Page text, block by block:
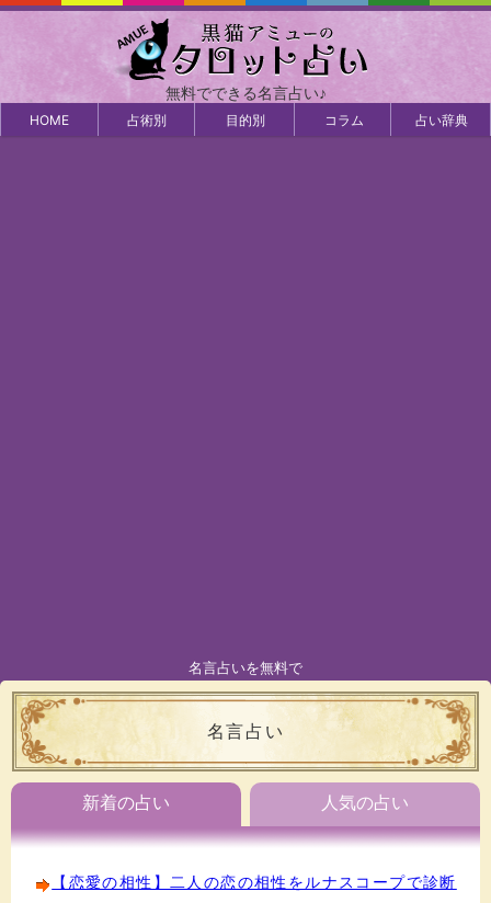
無料でできる名言占い♪
HOME 占術別 目的別 コラム 占い辞典
名言占いを無料で
名言占い
新着の占い 人気の占い
【恋愛の相性】二人の恋の相性をルナスコープで診断